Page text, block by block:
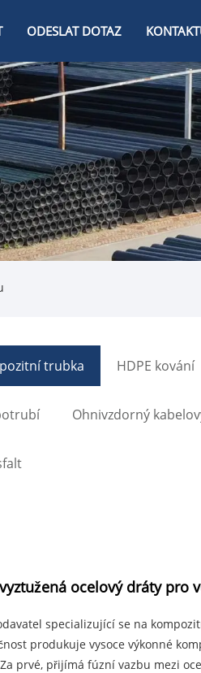
ODESLAT DOTAZ
trubka HDPE kování
Ohnivzdorný
ocelový dráty pro
specializující se na
produkuje vysoce výkonné
prvé, přijímá fúzní vazbu mezi